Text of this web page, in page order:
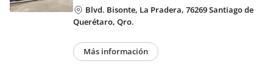
Blvd. Bisonte, La Pradera, 76269 Santiago de
Querétaro, Qro.
Más información